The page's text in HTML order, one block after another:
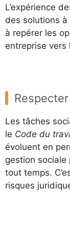
L’expérience
des solutions
à repérer les
entreprise vers
Les tâches
le Code du
évoluent en
gestion sociale
tout temps.
risques